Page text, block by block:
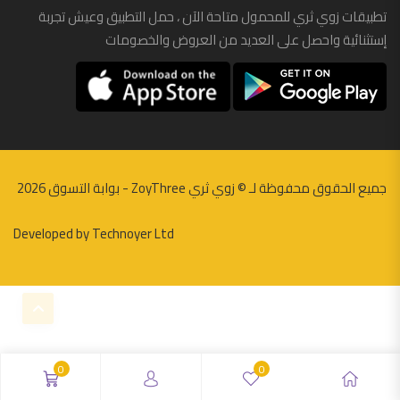
ملابس
نظارات
أطفال
حديثي الولادة
ولادي
أجهزة العرض والإستقبال
0
0
تطبيقات زوي ثري للمحمول متاحة الآن ، حمل التطبيق وعيش تجربة
إستثنائية واحصل على العديد من العروض والخصومات
جميع الحقوق محفوظة لـ ©زوي ثري ZoyThree - بوابة التسوق
2026
Developed byTechnoyer Ltd